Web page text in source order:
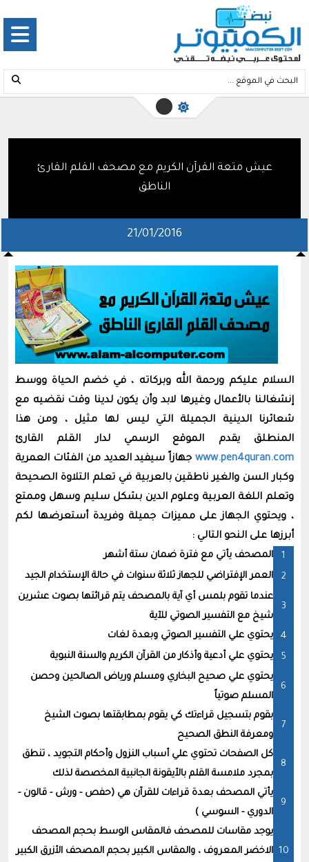
عيش متعة القرآن الكريم مع مصحف القلم القارئ
الناطق
21/01/2016
السلام عليكم ورحمة الله وبركاته ، في خضم الحياة ووسط
إنشغالنا بالأعمال وغيرها لابد وأن يكون لدينا وقت نقضيه مع
شعائرنا الدينية الجميلة التي ليس لها مثيل ، ومن هذا
المنطلق يقدم الموقع الرسمي لدار القلم القارئ
www.pen4quran.com جهازاً سيفيد العديد من الفئات العمرية
وكبار السن والغير ناطقين بالعربية في تعلم التلاوة الصحيحة
وتعلم اللغة العربية وعلوم الدين بشكل سليم وسهل وممتع
، ويحتوي الجهاز على مميزات جميلة وفريدة أستعرضها لكم
أبرزها على النحو التالي :
المصحف يأتي مع فترة ضمان ستة أشهر
العمر الإفتراضي للجهاز ثلاثة سنوات في حالة الإستخدام الجيد
عندما تقوم بلمس أي آية بالمصحف يتم قرائتها بصوت عشرين
شيخ مع التفسير الصوتي للآية
يحتوي علي التفسير الصوتي وبعدة لغات
يحتوي علي أدعية وأذكار من القرآن الكريم والسنة النبوية
يحتوي علي صحيح البخاري ومسلم ورياض الصالحين وحصن
المسلم صوتياً
بقوم بتسجيل قراءتك كي يقوم بمطابقتها بصوت الشيخ
ومعرفة النطق الصحيح
كل الصفحات تحتوي علي أسباب النزول وأحكام التجويد ، تنطق
بمجرد ملامسة القلم بالأيقونة الجانبية المخصصة لذلك
يأتي المصحف بعدة قراءات للقرآن هي (حفص - ورش - قالون -
الدوري - السوسي )
يوجد مقاسات للمصحف فالمقاس الوسط بحجم المصحف
الاخضر المعروف ، والمقاس الكبير بحجم المصحف الأزرق الكبير